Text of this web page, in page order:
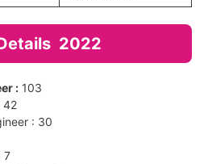
2022
: 103
42
: 30
7